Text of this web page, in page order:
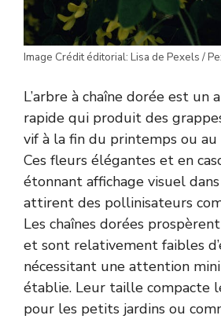
Image Crédit éditorial: Lisa de Pexels /
L’arbre à chaîne dorée est un
rapide qui produit des
vif à la fin du printemps ou au
Ces fleurs élégantes et en
étonnant affichage visuel
attirent des pollinisateurs
Les chaînes dorées
et sont relativement faibles
nécessitant une attention
établie. Leur taille compacte
pour les petits jardins ou